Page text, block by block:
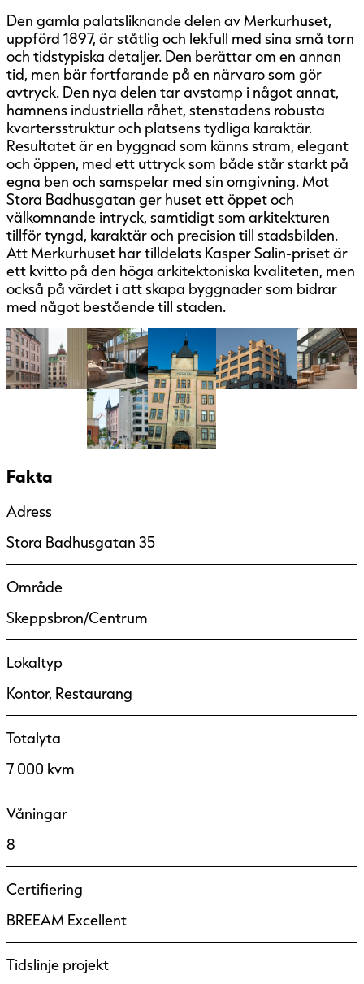
Den gamla palatsliknande delen av Merkurhuset,
uppförd 1897, är ståtlig och lekfull med sina små torn
och tidstypiska detaljer. Den berättar om en annan
tid, men bär fortfarande på en närvaro som gör
avtryck. Den nya delen tar avstamp i något annat,
hamnens industriella råhet, stenstadens robusta
kvartersstruktur och platsens tydliga karaktär.
Resultatet är en byggnad som känns stram, elegant
och öppen, med ett uttryck som både står starkt på
egna ben och samspelar med sin omgivning. Mot
Stora Badhusgatan ger huset ett öppet och
välkomnande intryck, samtidigt som arkitekturen
tillför tyngd, karaktär och precision till stadsbilden.
Att Merkurhuset har tilldelats Kasper Salin-priset är
ett kvitto på den höga arkitektoniska kvaliteten, men
också på värdet i att skapa byggnader som bidrar
med något bestående till staden.
Fakta
Adress
Stora Badhusgatan 35
Område
Skeppsbron/Centrum
Lokaltyp
Kontor, Restaurang
Totalyta
7 000 kvm
Våningar
8
Certifiering
BREEAM Excellent
Tidslinje projekt